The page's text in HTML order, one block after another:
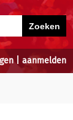
| aanmelden